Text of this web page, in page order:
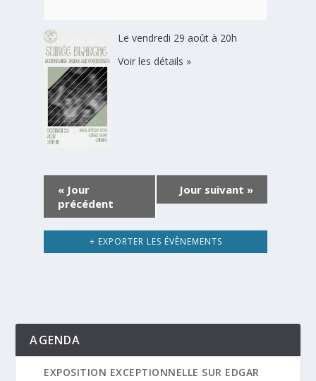
Le vendredi 29 août à 20h
Voir les détails »
« Jour
précédent
Jour suivant »
+ EXPORTER LES ÉVÈNEMENTS
AGENDA
EXPOSITION EXCEPTIONNELLE SUR EDGAR